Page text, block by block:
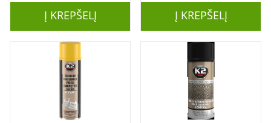
Į KREPŠELĮ Į KREPŠELĮ